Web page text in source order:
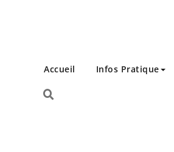
Accueil Infos Pratique